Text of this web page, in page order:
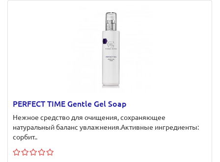
PERFECT TIME Gentle Gel Soap
Нежное средство для очищения, сохраняющее
натуральный баланс увлажнения.Активные ингредиенты:
сорбит..